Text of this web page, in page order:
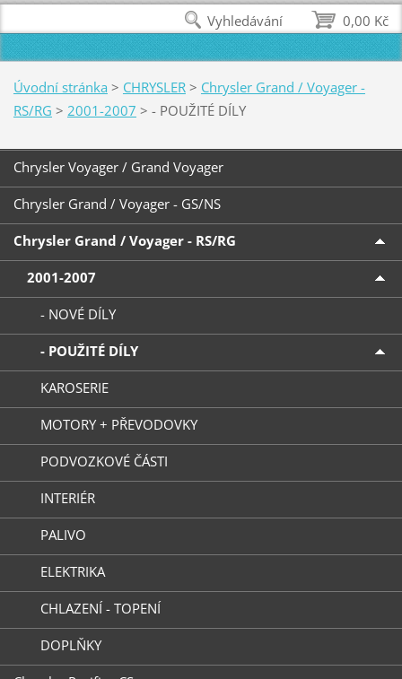
Úvodní stránka > CHRYSLER > Chrysler Grand / Voyager -
RS/RG > 2001-2007 > - POUŽITÉ DÍLY
Chrysler Voyager / Grand Voyager
Chrysler Grand / Voyager - GS/NS
Chrysler Grand / Voyager - RS/RG
2001-2007
- NOVÉ DÍLY
- POUŽITÉ DÍLY
KAROSERIE
MOTORY + PŘEVODOVKY
PODVOZKOVÉ ČÁSTI
INTERIÉR
PALIVO
ELEKTRIKA
CHLAZENÍ - TOPENÍ
DOPLŇKY
0,00 Kč
Vyhledávání